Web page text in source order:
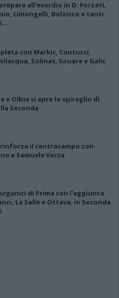
all'esordio in D: Forzati,
Limongelli, Bolzicco e tanti
con Markic, Contucci,
Solinas, Souare e Galic
e Olbia si apre lo spiraglio di
Seconda
il centrocampo con
e Samuele Vacca
di Prima con l'aggiunta
La Salle e Ottava, in Seconda